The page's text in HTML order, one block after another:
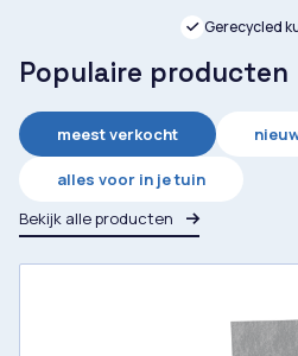
Gerecycled
Populaire producten
meest verkocht
alles voor in je tuin
Bekijk alle producten